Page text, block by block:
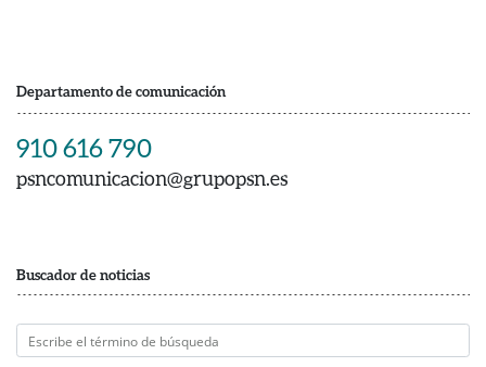
Departamento de comunicación
910 616 790
psncomunicacion@grupopsn.es
Buscador de noticias